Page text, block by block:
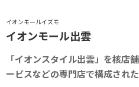
イオンモールイズモ
イオンモール出雲
「イオンスタイル出雲」を核店
ービスなどの専門店で構成され